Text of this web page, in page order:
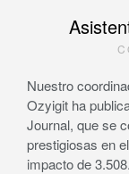
Nuestro
Ozyigit ha
Journal, que se
prestigiosas en
impacto de 3.508.